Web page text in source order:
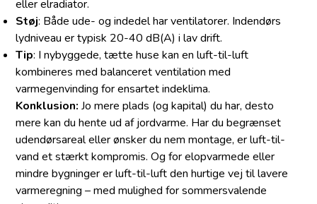
eller elradiator.
Støj: Både ude- og indedel har ventilatorer. Indendørs
lydniveau er typisk 20-40 dB(A) i lav drift.
Tip: I nybyggede, tætte huse kan en luft-til-luft
kombineres med balanceret ventilation med
varmegenvinding for ensartet indeklima.
Konklusion: Jo mere plads (og kapital) du har, desto
mere kan du hente ud af jordvarme. Har du begrænset
uden­dørsareal eller ønsker du nem montage, er luft-til-
vand et stærkt kompromis. Og for elopvarmede eller
mindre bygninger er luft-til-luft den hurtige vej til lavere
varmeregning – med mulighed for sommersvalende